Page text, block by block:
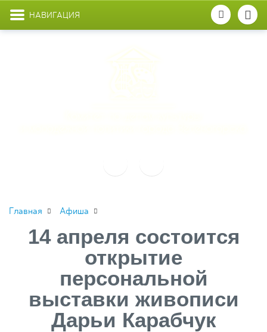
НАВИГАЦИЯ
Главная Афиша
14 апреля состоится
открытие
персональной
выставки живописи
Дарьи Карабчук